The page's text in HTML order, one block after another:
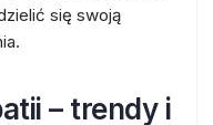
się swoją
– trendy i